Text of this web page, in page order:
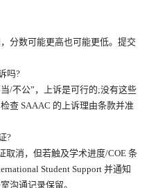
分数可能更高也可能更低。提交
吗?
/不公”，上诉是可行的;没有这些
查 SAAAC 的上诉理由条款并准
?
消，但若触及学术进度/COE 条
Student Support 并通知
沟通记录保留。